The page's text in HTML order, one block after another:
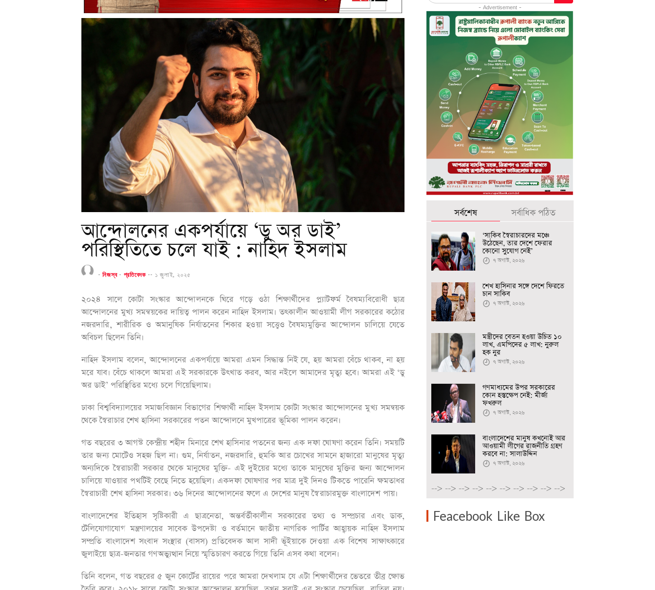
আন্দোলনের একপর্যায়ে ‘ডু অর ডাই’
পরিস্থিতিতে চলে যাই : নাহিদ ইসলাম
-নিজস্ব- প্রতিবেদক-- ১ জুলাই, ২০২৫
২০২৪ সালে কোটা সংস্কার আন্দোলনকে ঘিরে গড়ে ওঠা শিক্ষার্থীদের প্ল্যাটফর্ম বৈষম্যবিরোধী ছাত্র
আন্দোলনের মুখ্য সমন্বয়কের দায়িত্ব পালন করেন নাহিদ ইসলাম। তৎকালীন আওয়ামী লীগ সরকারের কঠোর
নজরদারি, শারীরিক ও অমানুষিক নির্যাতনের শিকার হওয়া সত্ত্বেও বৈষম্যমুক্তির আন্দোলন চালিয়ে যেতে
অবিচল ছিলেন তিনি।
নাহিদ ইসলাম বলেন, আন্দোলনের একপর্যায়ে আমরা এমন সিদ্ধান্ত নিই যে, হয় আমরা বেঁচে থাকব, না হয়
মরে যাব। বেঁচে থাকলে আমরা এই সরকারকে উৎখাত করব, আর নইলে আমাদের মৃত্যু হবে। আমরা এই ‘ডু
অর ডাই’ পরিস্থিতির মধ্যে চলে গিয়েছিলাম।
ঢাকা বিশ্ববিদ্যালয়ের সমাজবিজ্ঞান বিভাগের শিক্ষার্থী নাহিদ ইসলাম কোটা সংস্কার আন্দোলনের মুখ্য সমন্বয়ক
থেকে স্বৈরাচার শেখ হাসিনা সরকারের পতন আন্দোলনে মুখপাত্রের ভূমিকা পালন করেন।
গত বছরের ৩ আগস্ট কেন্দ্রীয় শহীদ মিনারে শেখ হাসিনার পতনের জন্য এক দফা ঘোষণা করেন তিনি। সময়টি
তার জন্য মোটেও সহজ ছিল না। গুম, নির্যাতন, নজরদারি, হুমকি আর চোখের সামনে হাজারো মানুষের মৃত্যু
অন্যদিকে স্বৈরাচারী সরকার থেকে মানুষের মুক্তি- এই দুইয়ের মধ্যে তাকে মানুষের মুক্তির জন্য আন্দোলন
চালিয়ে যাওয়ার পথটিই বেছে নিতে হয়েছিল। একদফা ঘোষণার পর মাত্র দুই দিনও টিকতে পারেনি ক্ষমতাধর
স্বৈরাচারী শেখ হাসিনা সরকার। ৩৬ দিনের আন্দোলনের ফলে এ দেশের মানুষ স্বৈরাচারমুক্ত বাংলাদেশ পায়।
বাংলাদেশের ইতিহাস সৃষ্টিকারী এ ছাত্রনেতা, অন্তর্বর্তীকালীন সরকারের তথ্য ও সম্প্রচার এবং ডাক,
টেলিযোগাযোগ মন্ত্রণালয়ের সাবেক উপদেষ্টা ও বর্তমানে জাতীয় নাগরিক পার্টির আহ্বায়ক নাহিদ ইসলাম
সম্প্রতি বাংলাদেশ সংবাদ সংস্থার (বাসস) প্রতিবেদক আল সাদী ভূঁইয়াকে দেওয়া এক বিশেষ সাক্ষাৎকারে
জুলাইয়ে ছাত্র-জনতার গণঅভ্যুত্থান নিয়ে স্মৃতিচারণ করতে গিয়ে তিনি এসব কথা বলেন।
তিনি বলেন, গত বছরের ৫ জুন কোর্টের রায়ের পরে আমরা দেখলাম যে এটা শিক্ষার্থীদের ভেতরে তীব্র ক্ষোভ
- Advertisement -
সর্বশেষ সর্বাধিক পঠিত
‘সাকিব স্বৈরাচারদের মঞ্চে
উঠেছেন, তার দেশে ফেরার
কোনো সুযোগ নেই’
৭ অগাস্ট, ২০২৬
শেখ হাসিনার সঙ্গে দেশে ফিরতে
চান সাকিব
৭ অগাস্ট, ২০২৬
মন্ত্রীদের বেতন হওয়া উচিত ১০
লাখ, এমপিদের ৫ লাখ: নুরুল
হক নুর
৭ অগাস্ট, ২০২৬
গণমাধ্যমের উপর সরকারের
কোন হস্তক্ষেপ নেই: মীর্জা
ফখরুল
৭ অগাস্ট, ২০২৬
বাংলাদেশের মানুষ কখনোই আর
আওয়ামী লীগের রাজনীতি গ্রহণ
করবে না: সালাউদ্দিন
৭ অগাস্ট, ২০২৬
--> --> --> --> --> --> --> --> --> -->
Feacebook Like Box